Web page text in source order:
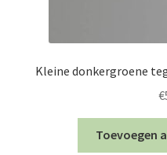
Kleine donkergroene
€
Toevoegen